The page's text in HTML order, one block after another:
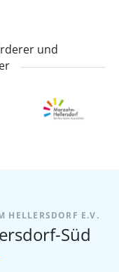
und
HELLERSDORF E.V.
Süd